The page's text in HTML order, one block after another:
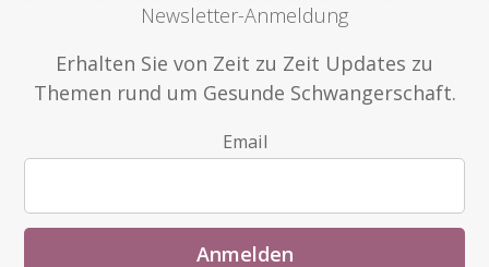
Newsletter-Anmeldung
Erhalten Sie von Zeit zu Zeit Updates zu
Themen rund um Gesunde Schwangerschaft.
Email